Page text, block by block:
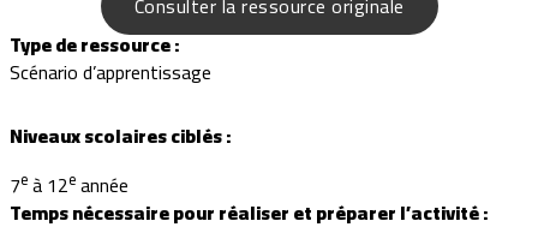
Type de ressource :
Scénario d’apprentissage
Niveaux scolaires ciblés :
7eà 12eannée
Temps nécessaire pour réaliser et préparer l’activité :